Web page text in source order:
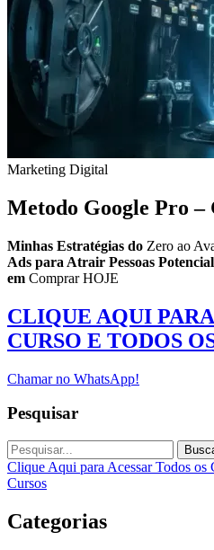
Marketing Digital
Metodo Google Pro –
Minhas Estratégias do Zero ao
Ads para Atrair Pessoas
em Comprar HOJE
CLIQUE AQUI
CURSO E TODOS
Chamar no WhatsApp!
Pesquisar
Clique Aqui para Acessar Todos os
Cursos
Categorias